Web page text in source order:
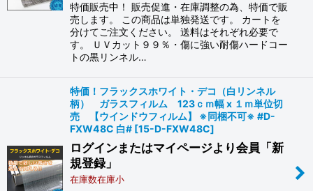
特価販売中！ 販売促進・在庫調整の為、特価で販
売します。 この商品は単独発送です。 カートを
分けてご注文ください。 送料はそれぞれ必要で
す。 ＵＶカット９９％・傷に強い耐傷ハードコー
トの黒リンネル…
特価！フラックスホワイト・デコ（白リンネル
柄） ガラスフィルム 123ｃｍ幅 x １ｍ単位切
売 【ウインドウフィルム】 ※同梱不可※ #D-
FXW48C 白# [15-D-FXW48C]
ログインまたはマイページより会員「新
規登録」
在庫数在庫小